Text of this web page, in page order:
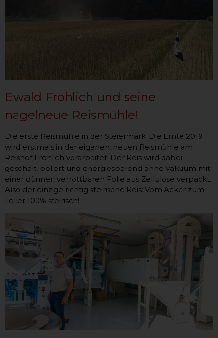
Ewald Fröhlich und seine
nagelneue Reismühle!
Die erste Reismühle in der Steiermark. Die Ernte 2019
wird erstmals in der eigenen, neuen Reismühle am
Reishof Fröhlich verarbeitet. Der Reis wird dabei
geschält, poliert und energiesparend ohne Vakuum mit
einer dünnen verrottbaren Folie aus Zellulose verpackt.
Also der einzige richtig steirische Reis: Vom Acker zum
Teller 100% steirisch!